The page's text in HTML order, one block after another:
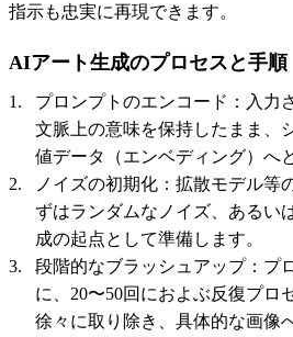
指示も忠実に再現できます。
AIアート生成のプロセスと手順
プロンプトのエンコード：入力
文脈上の意味を保持したまま、
値データ（エンベディング）へ
ノイズの初期化：拡散モデル等
ずはランダムなノイズ、あるい
成の起点として準備します。
段階的なブラッシュアップ：プ
に、20〜50回におよぶ反復プロ
徐々に取り除き、具体的な画像